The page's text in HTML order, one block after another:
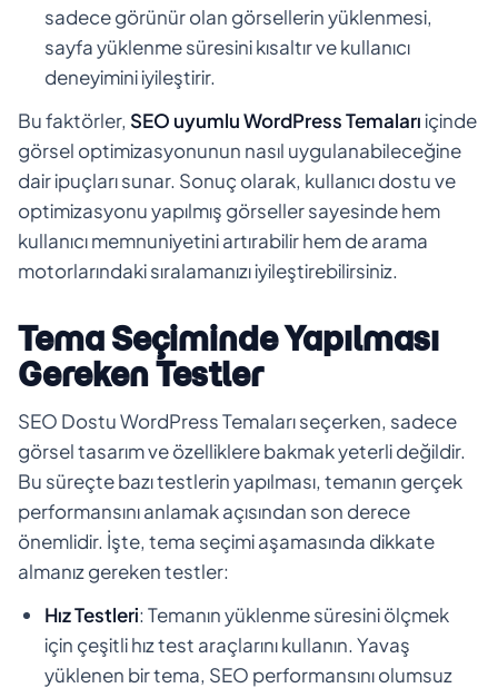
sadece görünür olan görsellerin yüklenmesi,
sayfa yüklenme süresini kısaltır ve kullanıcı
deneyimini iyileştirir.
Bu faktörler, SEO uyumlu WordPress Temalarıiçinde
görsel optimizasyonunun nasıl uygulanabileceğine
dair ipuçları sunar. Sonuç olarak, kullanıcı dostu ve
optimizasyonu yapılmış görseller sayesinde hem
kullanıcı memnuniyetini artırabilir hem de arama
motorlarındaki sıralamanızı iyileştirebilirsiniz.
Tema Seçiminde Yapılması
Gereken Testler
SEO Dostu WordPress Temaları seçerken, sadece
görsel tasarım ve özelliklere bakmak yeterli değildir.
Bu süreçte bazı testlerin yapılması, temanın gerçek
performansını anlamak açısından son derece
önemlidir. İşte, tema seçimi aşamasında dikkate
almanız gereken testler:
Hız Testleri: Temanın yüklenme süresini ölçmek
için çeşitli hız test araçlarını kullanın. Yavaş
yüklenen bir tema, SEO performansını olumsuz